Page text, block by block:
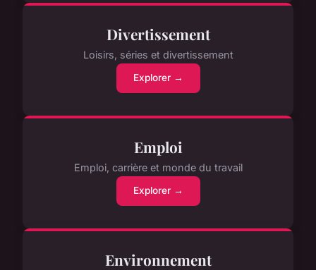
Divertissement
Loisirs, séries et divertissement
Explorer →
Emploi
Emploi, carrière et monde du travail
Explorer →
Environnement